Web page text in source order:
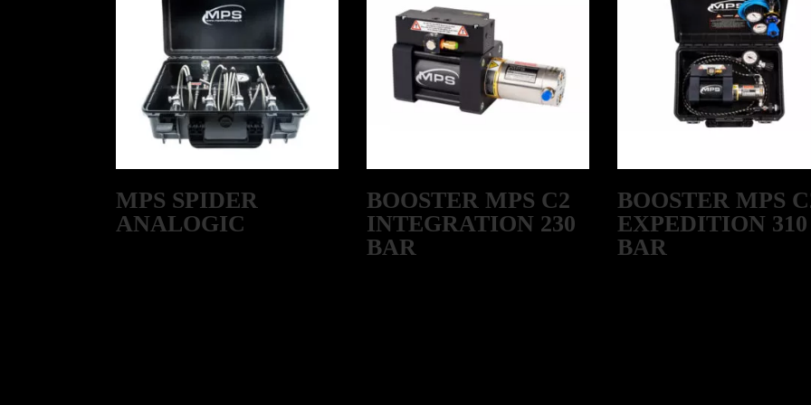
MPS SPIDER
ANALOGIC
BOOSTER MPS C2
INTEGRATION 230
BAR
BOOSTER MPS
EXPEDITION 310
BAR